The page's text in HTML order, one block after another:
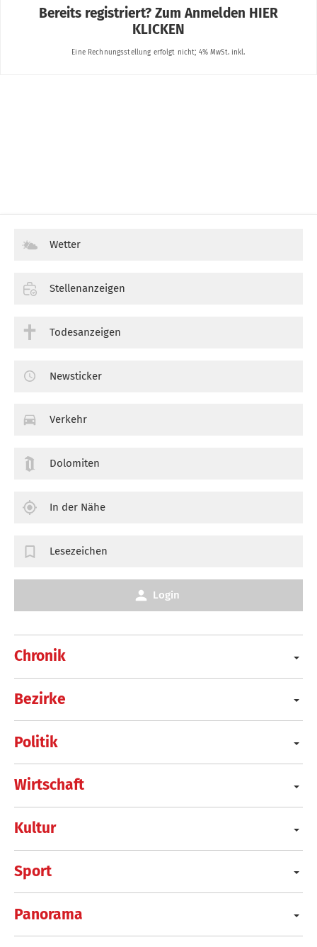
Chronik
Bezirke
Politik
Wirtschaft
Kultur
Sport
Panorama
Wetter
Stellenanzeigen
Todesanzeigen
Newsticker
Verkehr
Dolomiten
In der Nähe
Lesezeichen
Login